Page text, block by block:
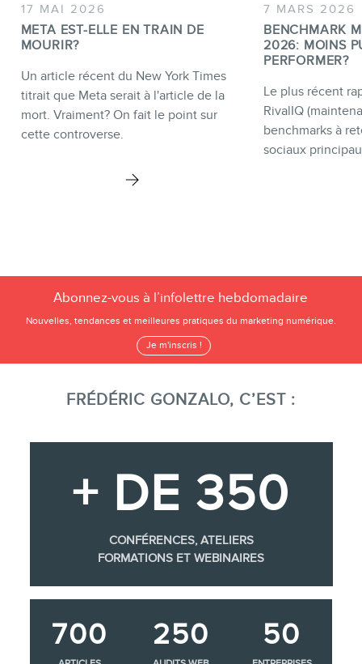
17 MAI 2026
META EST-ELLE EN TRAIN DE
MOURIR?
Un article récent du New York Times
titrait que Meta serait à l'article de la
mort. Vraiment? On fait le point sur
cette controverse.
7 MARS 2026
BENCHMARK
2026: MOINS
PERFORMER?
Le plus récent
RivalIQ
benchmarks à
sociaux
Abonnez-vous à l’infolettre hebdomadaire
Nouvelles, tendances et meilleures pratiques du marketing numérique.
Je m'inscris !
FRÉDÉRIC GONZALO, C’EST :
+ DE 350
CONFÉRENCES, ATELIERS
FORMATIONS ET WEBINAIRES
700 250 50